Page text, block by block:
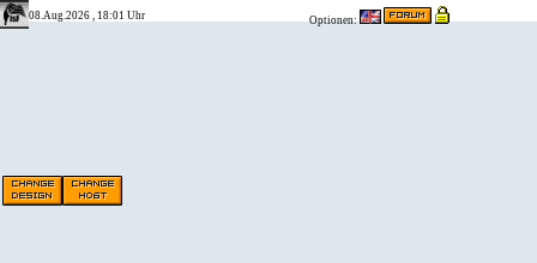
08.Aug.2026 , 18:01 Uhr Optionen: